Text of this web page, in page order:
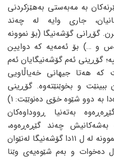
به‌ مه‌به‌ستی به‌هێزکردنی
جاری وایه‌ له‌ چه‌ند
گۆڕانی گۆشه‌نیگا (بۆ نموونه‌
و …) بۆ ئه‌مه‌یه‌ که‌ دوایین
گۆڕینی ئه‌م گۆشه‌نیگایان ئه‌م
که‌ هه‌تا جیهانی خه‌یاڵاویی
ببینێت و بخوێنێته‌وه‌. گۆڕینی
گۆشه‌نیگا له‌ حیکایه‌تی چلشه‌وه‌دا به‌ دوو شێوه‌ خۆی ده‌نوێێت: ١)
به‌ته‌نیا ڕووداوه‌کان
له‌ به‌شه‌کانیش چه‌ند گێڕه‌ڕه‌وه‌،
گێڕانه‌وه‌که‌ له‌ئه‌ستۆ ده‌گرن. بۆ نموونه‌ له‌ ل ١١دا گۆشه‌نیگا له‌نێوان
ده‌خوات و به‌م شێوه‌یه‌ی وێنا